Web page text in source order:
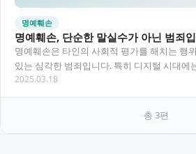
명예훼손
명예훼손, 단순한 말실수가 아닌 범죄
명예훼손은 타인의 사회적 평가를 해치는 행
있는 심각한 범죄입니다. 특히 디지털 시대에
이 커지고 있으며, 게임과 SNS, 온라인…
2025.03.18
총 3편